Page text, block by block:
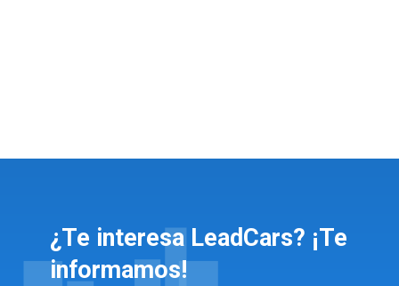
¿Te interesa LeadCars? ¡Te
informamos!